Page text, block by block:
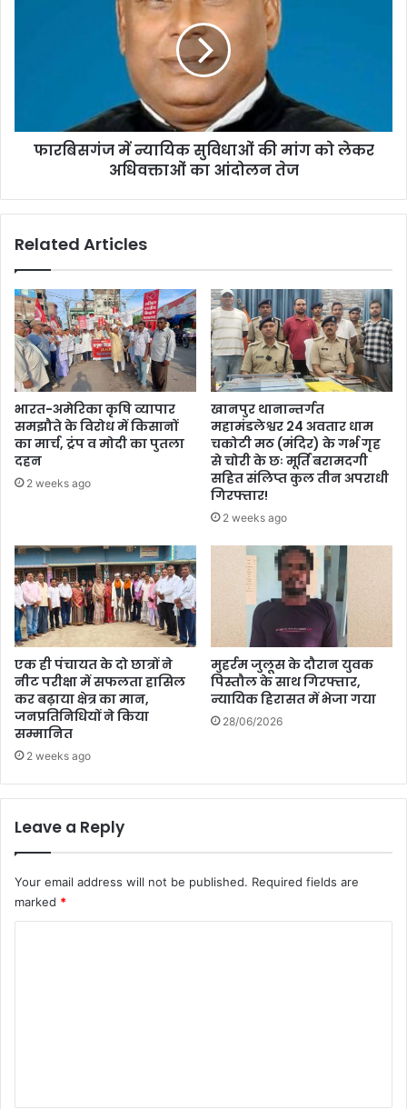
अधिवक्ताओं
फारबिसगंज में न्यायिक सुविधाओं की मांग को लेकर
अधिवक्ताओं का आंदोलन तेज
Related Articles
भारत-अमेरिका कृषि व्यापार
समझौते के विरोध में किसानों
का मार्च, ट्रंप व मोदी का पुतला
दहन
2 weeks ago
खानपुर थानान्तर्गत
महामंडलेश्वर 24 अवतार धाम
चकोटी मठ (मंदिर) के गर्भ गृह
से चोरी के छः मूर्ति बरामदगी
सहित संलिप्त कुल तीन अपराधी
गिरफ्तार!
2 weeks ago
एक ही पंचायत के दो छात्रों ने
नीट परीक्षा में सफलता हासिल
कर बढ़ाया क्षेत्र का मान,
जनप्रतिनिधियों ने किया
सम्मानित
2 weeks ago
मुहर्रम जुलूस के दौरान युवक
पिस्तौल के साथ गिरफ्तार,
न्यायिक हिरासत में भेजा गया
28/06/2026
Leave a Reply
Your email address will not be published. Required fields are
marked *